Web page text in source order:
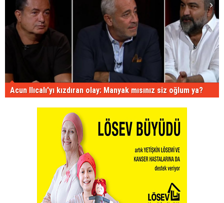
Acun Ilıcalı'yı kızdıran olay: Manyak mısınız siz oğlum ya?